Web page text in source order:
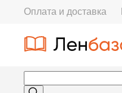
Оплата и доставка